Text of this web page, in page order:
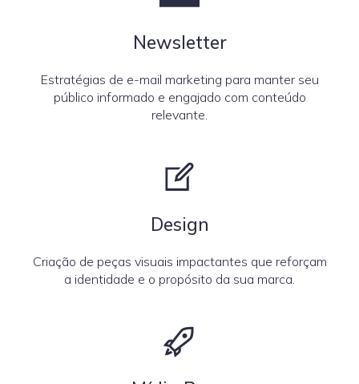
Newsletter
Estratégias de e-mail marketing para manter seu
público informado e engajado com conteúdo
relevante.
Design
Criação de peças visuais impactantes que reforçam
a identidade e o propósito da sua marca.